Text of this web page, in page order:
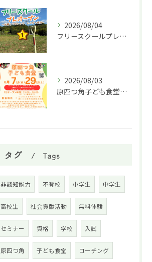
2026/08/04
フリースクールプレオープン①
2026/08/03
原四つ角子ども食堂を8月は２回実施します！
タグ Tags
非認知能力 不登校 小学生 中学生
高校生 社会貢献活動 無料体験
セミナー 資格 学校 入試
原四つ角 子ども食堂 コーチング